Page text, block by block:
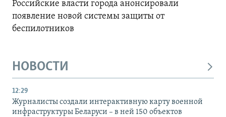
Российские власти города анонсировали
появление новой системы защиты от
беспилотников
НОВОСТИ
12:29
Журналисты создали интерактивную карту военной
инфраструктуры Беларуси – в ней 150 объектов